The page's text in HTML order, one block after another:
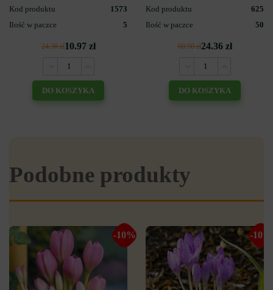
Kod produktu
1573
Ilość w paczce
5
24.38 zł10.97 zł
DO KOSZYKA
Kod produktu
625
Ilość w paczce
50
60.90 zł24.36 zł
DO KOSZYKA
Podobne produkty
-10% -10%